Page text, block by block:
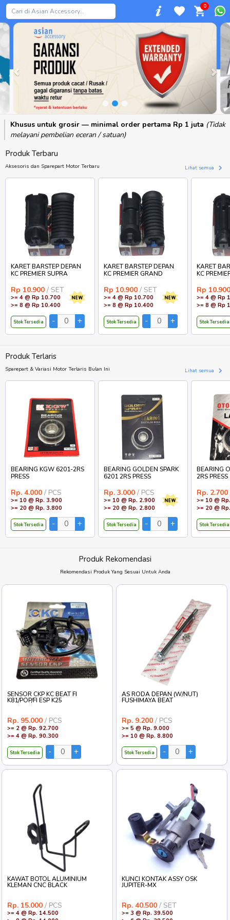
0
Previous
Khusus untuk grosir — minimal order pertama Rp 1 juta (Tidak
melayani pembelian eceran / satuan)
Produk Terbaru
Aksesoris dan Sparepart Motor Terbaru Lihat semua
KARET BARSTEP DEPAN
KC PREMIER SUPRA
Rp 10.900 / SET
>= 4 @ Rp 10.700
>= 8 @ Rp 10.400
Stok Tersedia
KARET BARSTEP DEPAN
KC PREMIER GRAND
Rp 10.900 / SET
>= 4 @ Rp 10.700
>= 8 @ Rp 10.400
Stok Tersedia
KARET
KC
Rp 10.900
>= 4 @ Rp
>= 8 @ Rp
Stok Tersedia
Produk Terlaris
Sparepart & Variasi Motor Terlaris Bulan Ini Lihat semua
BEARING KGW 6201-2RS
PRESS
Rp. 4.000 / PCS
>= 10 @ Rp. 3.900
>= 20 @ Rp. 3.800
Stok Tersedia
BEARING GOLDEN SPARK
6201 2RS PRESS
Rp. 3.000 / PCS
>= 10 @ Rp. 2.900
>= 20 @ Rp. 2.800
Stok Tersedia
BEARING
2RS PRESS
Rp. 2.700
>= 10 @
>= 20 @
Stok Tersedia
Produk Rekomendasi
Rekomendasi Produk Yang Sesuai Untuk Anda
SENSOR CKP KC BEAT FI
K81/POP/FI ESP K25
Rp. 95.000 / PCS
>= 2 @ Rp. 92.700
>= 4 @ Rp. 90.300
Stok Tersedia
AS RODA DEPAN (W/NUT)
FUSHIMAYA BEAT
Rp. 9.200 / PCS
>= 5 @ Rp. 9.000
>= 10 @ Rp. 8.800
Stok Tersedia
KAWAT BOTOL ALUMINIUM
KLEMAN CNC BLACK
Rp. 15.000 / PCS
>= 4 @ Rp. 14.500
KUNCI KONTAK ASSY OSK
JUPITER-MX
Rp. 40.500 / SET
>= 3 @ Rp. 39.500